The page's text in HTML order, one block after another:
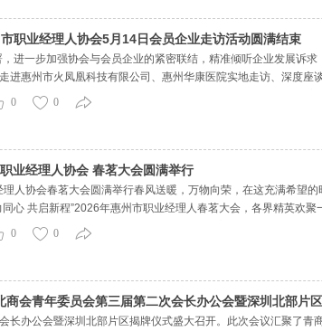
职业经理人协会5月14日会员企业走访活动圆满结束
进一步加强协会与会员企业的紧密联结，精准倾听企业发展诉
进惠州市火凤凰科技有限公司、惠州华康医院实地走访、深度
及协会会员-陈创辉（惠州鑫创达汽车维修厂）、孔繁权（工银
0 0
业经理人协会 春茗大会圆满举行
人协会春茗大会圆满举行春风送暖，万物向荣，在这充满希望
心 共启新程”2026年惠州市职业经理人春茗大会，各界精英欢
市职业经理人协会理领导层举杯祝酒，向关心与支持协会发展的
0 0
会青年委员会第三届第二次会长办公会暨深圳北部片
长办公会暨深圳北部片区揭牌仪式盛大召开。此次会议汇聚了